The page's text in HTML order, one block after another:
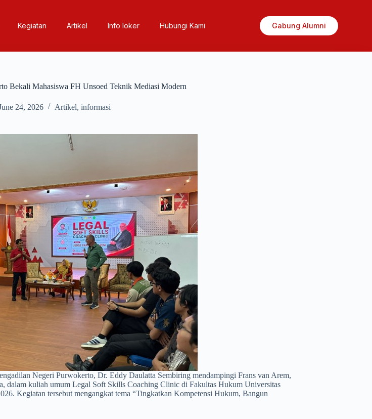
Kegiatan Artikel Info loker Hubungi Kami Gabung Alumni
Bekali Mahasiswa FH Unsoed Teknik Mediasi Modern
24, 2026 Artikel, informasi
Negeri Purwokerto, Dr. Eddy Daulatta Sembiring mendampingi Frans van Arem,
dalam kuliah umum Legal Soft Skills Coaching Clinic di Fakultas Hukum Universitas
Kegiatan tersebut mengangkat tema “Tingkatkan Kompetensi Hukum, Bangun